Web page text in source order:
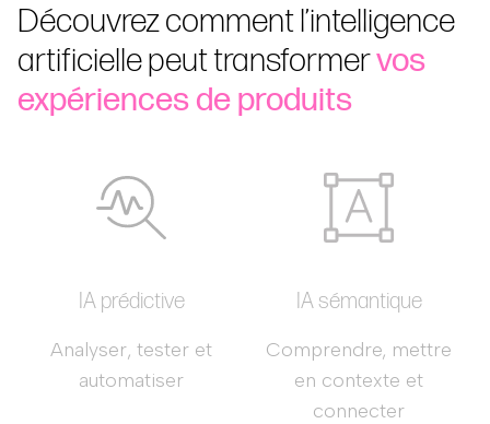
Découvrez comment l’intelligence
artificielle peut transformervos
expériences de produits
IA prédictive
Analyser, tester et
automatiser
IA sémantique
Comprendre, mettre
en contexte et
connecter